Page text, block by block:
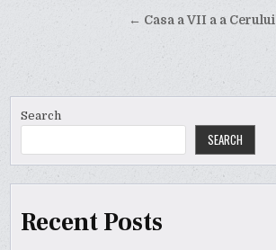
navigation← Casa a VII a a Cerului
Search
SEARCH
Recent Posts